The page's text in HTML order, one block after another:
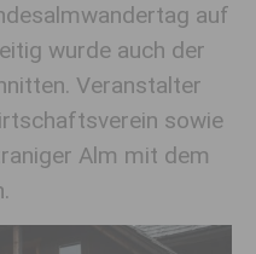
auf
wurde auch der
Veranstalter
sowie
Alm mit dem